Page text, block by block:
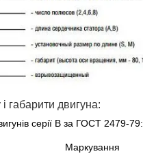
габарити двигуна:
серії В за ГОСТ 2479-79:
Маркування